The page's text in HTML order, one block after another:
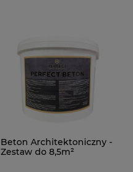
Beton Architektoniczny -
Zestaw do 8,5m²